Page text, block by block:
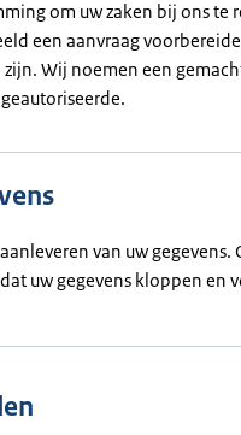
om uw zaken bij ons te
een aanvraag
Wij noemen een
van uw gegevens.
uw gegevens kloppen en